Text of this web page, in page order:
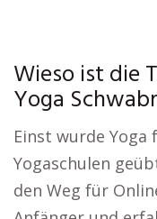
Wieso ist die
Yoga
Einst wurde
Yogaschulen
den Weg für